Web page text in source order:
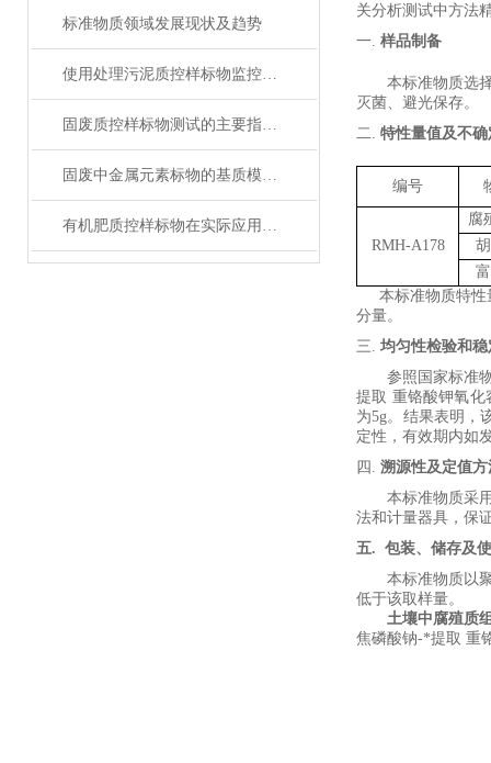
标准物质领域发展现状及趋势
使用处理污泥质控样标物监控分析过程，确保数据准确性的实用技巧
固废质控样标物测试的主要指标及其意义
固废中金属元素标物的基质模拟与定值技术解析
有机肥质控样标物在实际应用中的标准化问题
关分析测试中方法
一. 样品制备
本标准物质选
灭菌、 避光保存。
二. 特性量值及不确
编号
RMH-A178
腐
本标准物质特
分量。
三. 均匀性检验和
参照国家标准
提取 重铬酸钾氧化
为5g。结果表明，
定性，有效期内如
四. 溯源性及定值方
本标准物质采
法和计量器具，保
五. 包装、储存及
本标准物质以
低于该取样量。
土壤中腐殖质
焦磷酸钠-*提取 重